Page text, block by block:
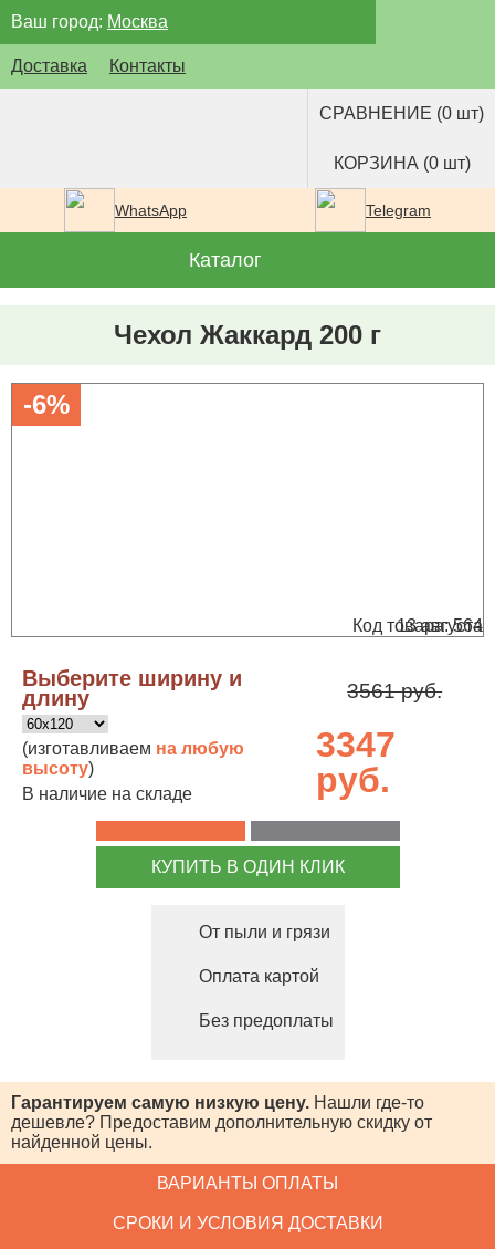
Ваш город: Москва
Доставка Контакты
СРАВНЕНИЕ (0 шт)
КОРЗИНА (0 шт)
WhatsApp Telegram
Каталог
Чехол Жаккард 200 г
-6%
Код товара: 564
13 августа
Выберите ширину и
длину
(изготавливаем на любую
высоту)
В наличие на складе
3561 руб.
3347
руб.
КУПИТЬ В ОДИН КЛИК
От пыли и грязи
Оплата картой
Без предоплаты
Гарантируем самую низкую цену. Нашли где-то
дешевле? Предоставим дополнительную скидку от
найденной цены.
ВАРИАНТЫ ОПЛАТЫ
СРОКИ И УСЛОВИЯ ДОСТАВКИ